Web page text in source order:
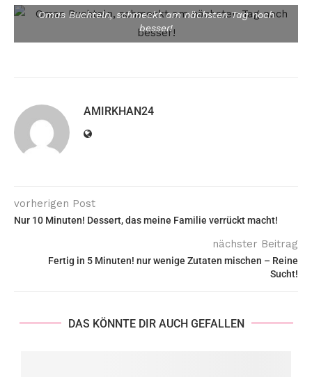
Omas Buchteln, schmeckt am nächsten Tag noch
besser!
AMIRKHAN24
vorherigen Post
Nur 10 Minuten! Dessert, das meine Familie verrückt macht!
nächster Beitrag
Fertig in 5 Minuten! nur wenige Zutaten mischen – Reine
Sucht!
DAS KÖNNTE DIR AUCH GEFALLEN